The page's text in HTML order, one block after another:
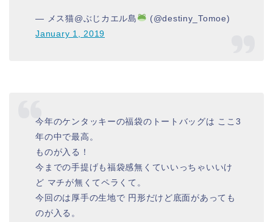
— メス猫@ぶじカエル島
(@destiny_Tomoe)
January 1, 2019
今年のケンタッキーの福袋のトートバッグは ここ3
年の中で最高。
ものが入る！
今までの手提げも福袋感無くていいっちゃいいけ
ど マチが無くてペラくて。
今回のは厚手の生地で 円形だけど底面があっても
のが入る。